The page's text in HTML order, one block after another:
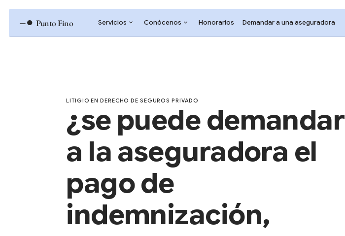
–● Punto Fino Servicios Conócenos Honorarios Demandar a una aseguradora
LITIGIO EN DERECHO DE SEGUROS PRIVADO
¿se puede demandar
a la aseguradora el
pago de
indemnización,